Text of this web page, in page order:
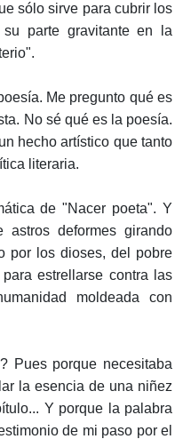
sólo sirve para cubrir los
parte gravitante en la
Me pregunto qué es
No sé qué es la poesía.
hecho artístico que tanto
literaria.
de "Nacer poeta". Y
astros deformes girando
por los dioses, del pobre
estrellarse contra las
moldeada con
Pues porque necesitaba
la esencia de una niñez
Y porque la palabra
de mi paso por el